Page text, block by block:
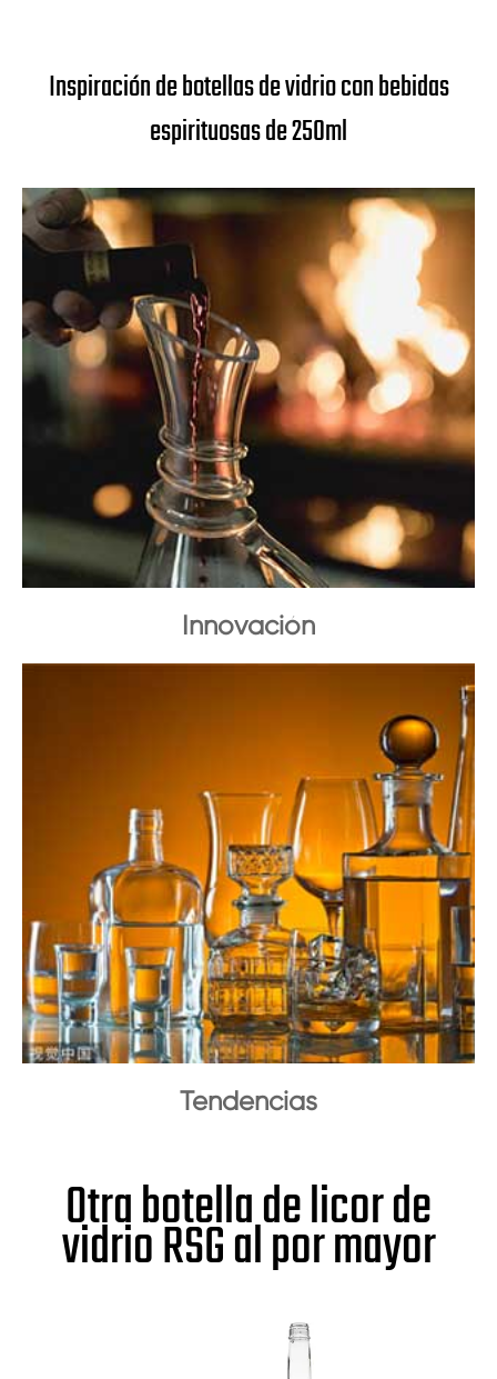
Inspiración de botellas de vidrio con bebidas
espirituosas de 250ml
Innovación
Tendencias
Otra botella de licor de
vidrio RSG al por mayor